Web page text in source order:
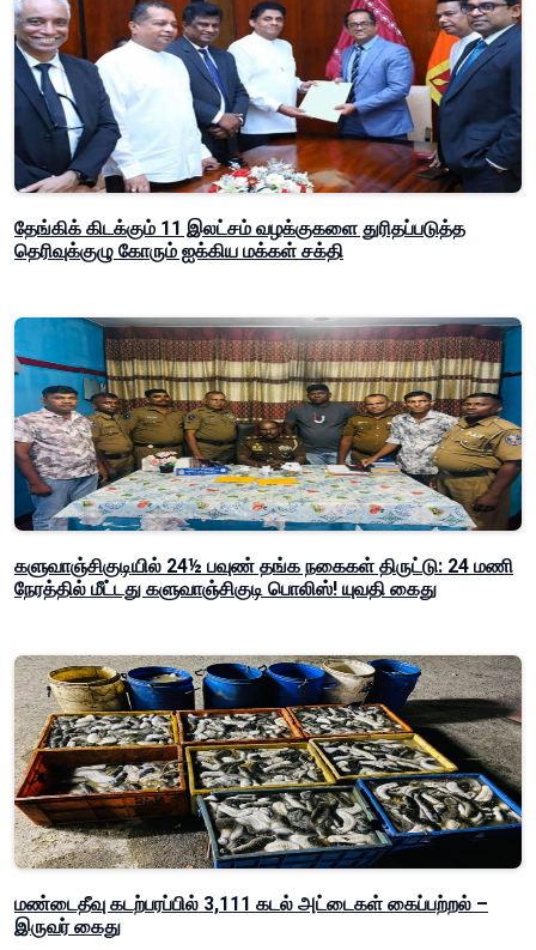
தேங்கிக் கிடக்கும் 11 இலட்சம் வழக்குகளை துரிதப்படுத்த
தெரிவுக்குழு கோரும் ஐக்கிய மக்கள் சக்தி
களுவாஞ்சிகுடியில் 24½ பவுண் தங்க நகைகள் திருட்டு: 24 மணி
நேரத்தில் மீட்டது களுவாஞ்சிகுடி பொலிஸ்! யுவதி கைது
மண்டைதீவு கடற்பரப்பில் 3,111 கடல் அட்டைகள் கைப்பற்றல் –
இருவர் கைது